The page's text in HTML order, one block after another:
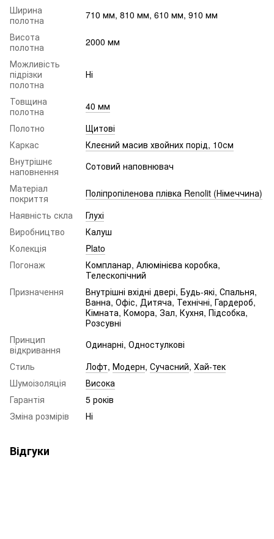
Ширина
полотна
710 мм, 810 мм, 610 мм, 910 мм
Висота
полотна
2000 мм
Можливість
підрізки
полотна
Ні
Товщина
полотна
40 мм
Полотно
Щитові
Каркас
Клеєний масив хвойних порід, 10см
Внутрішнє
наповнення
Сотовий наповнювач
Матеріал
покриття
Поліпропіленова плівка Renolit (Німеччина)
Наявність скла
Глухі
Виробництво
Калуш
Колекція
Plato
Погонаж
Компланар, Алюмінієва коробка,
Телескопічний
Призначення
Внутрішні вхідні двері, Будь-які, Спальня,
Ванна, Офіс, Дитяча, Технічні, Гардероб,
Кімната, Комора, Зал, Кухня, Підсобка,
Розсувні
Принцип
відкривання
Одинарні, Одностулкові
Стиль
Лофт, Модерн, Сучасний, Хай-тек
Шумоізоляція
Висока
Гарантія
5 років
Зміна розмірів
Ні
Відгуки